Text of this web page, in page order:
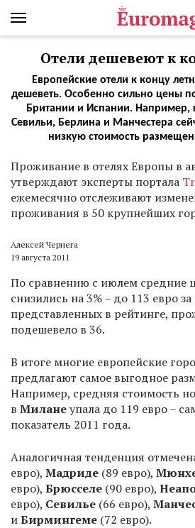
Отели дешевеют к
Европейские отели к концу
дешеветь. Особенно сильно цены
Британии и Испании. Например,
Севильи, Берлина и Манчестера
низкую стоимость
Проживание в отелях Европы в
утверждают эксперты портала
ежемесячно отслеживают
проживания в 50 крупнейших
Алексей Чернега
19 августа 2011
По сравнению с июлем средние
снизились на 3% – до 113 евро
представленных в рейтинге,
подешевело в 36.
В итоге многие европейские
предлагают самое выгодное
Например, средняя стоимость
в Миланеупала до 119 евро –
показатель 2011 года.
Аналогичная тенденция
евро), Мадриде (89 евро),
евро), Брюсселе (90 евро),
евро), Севилье (66 евро),
иБирмингеме (72 евро).